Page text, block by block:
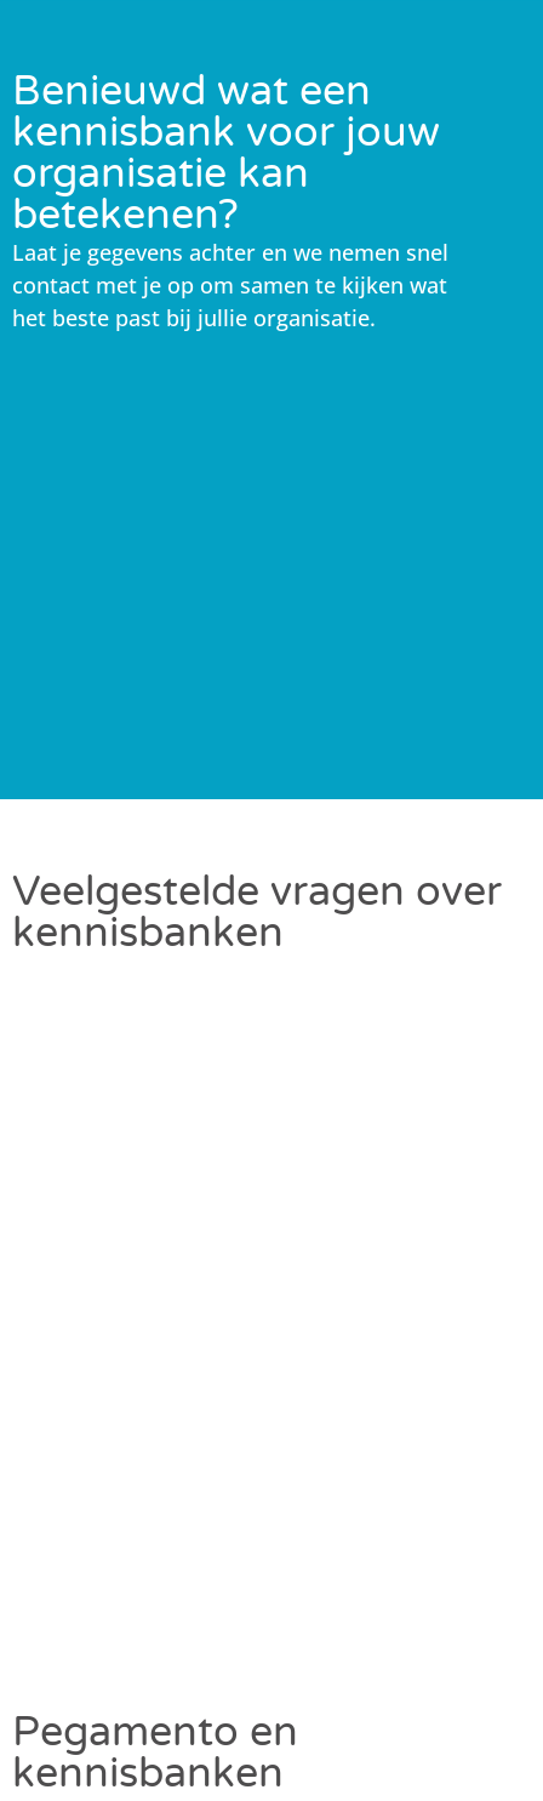
Benieuwd wat een
kennisbank voor jouw
organisatie kan
betekenen?
Laat je gegevens achter en we nemen snel
contact met je op om samen te kijken wat
het beste past bij jullie organisatie.
Veelgestelde vragen over
kennisbanken
Pegamento en
kennisbanken